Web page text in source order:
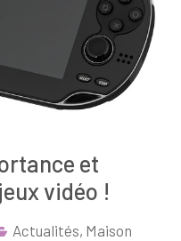
et
vidéo !
Actualités, Maison